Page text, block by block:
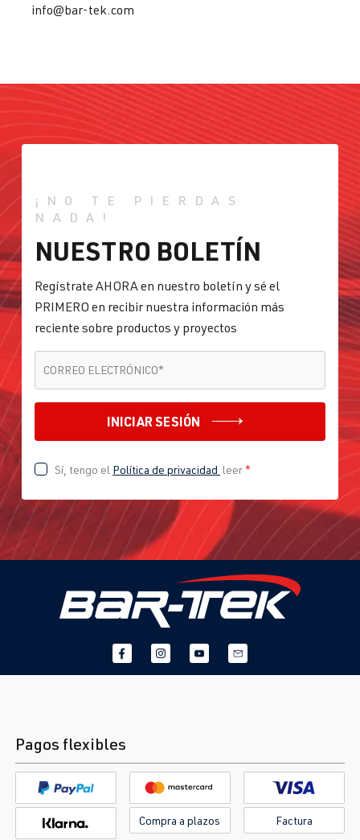
info@bar-tek.com
¡NO TE PIERDAS
NADA!
NUESTRO BOLETÍN
Regístrate AHORA en nuestro boletín y sé el
PRIMERO en recibir nuestra información más
reciente sobre productos y proyectos
CORREO ELECTRÓNICO*
INICIAR SESIÓN
Sí, tengo el Política de privacidad leer*
Pagos flexibles
Compra a plazos Factura